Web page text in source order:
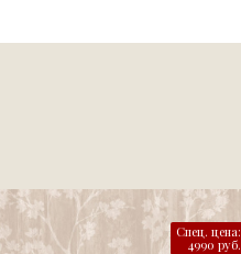
Спец. цена:
4990 руб.